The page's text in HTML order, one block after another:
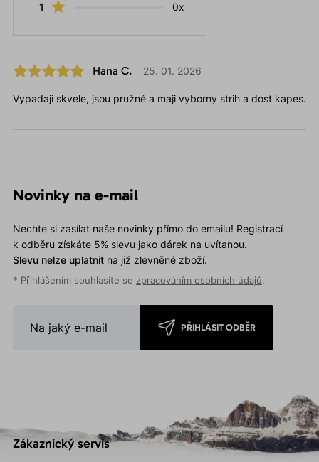
1
0x
Hana C. 25. 01. 2026
Vypadaji skvele, jsou pružné a maji vyborny strih a dost kapes.
Novinky na e-mail
Nechte si zasílat naše novinky přímo do emailu! Registrací
k odběru získáte 5% slevu jako dárek na uvítanou.
Slevu nelze uplatnitna již zlevněné zboží.
* Přihlášením souhlasíte se zpracováním osobních údajů.
PŘIHLÁSIT ODBĚR
Zákaznický servis